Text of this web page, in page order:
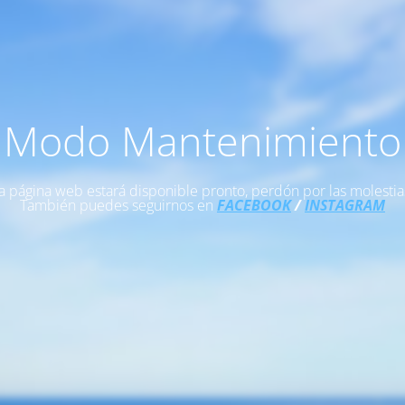
Modo Mantenimiento
página web estará disponible pronto, perdón por las
También puedes seguirnos en FACEBOOK/INSTAGRAM